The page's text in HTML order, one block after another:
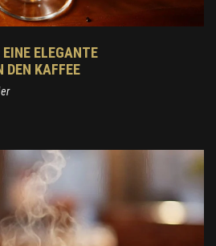
ELEGANTE
DEN KAFFEE